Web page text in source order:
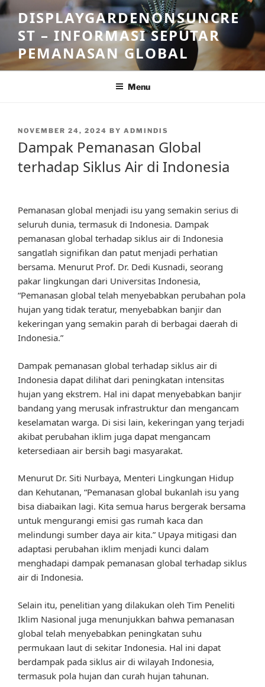
Skip
to
content
DISPLAYGARDENONSUNCRE
ST – INFORMASI SEPUTAR
PEMANASAN GLOBAL
Menu
POSTED
NOVEMBER 24, 2024 BY ADMINDIS
Dampak Pemanasan Global
terhadap Siklus Air di Indonesia
Pemanasan global menjadi isu yang semakin serius di
seluruh dunia, termasuk di Indonesia. Dampak
pemanasan global terhadap siklus air di Indonesia
sangatlah signifikan dan patut menjadi perhatian
bersama. Menurut Prof. Dr. Dedi Kusnadi, seorang
pakar lingkungan dari Universitas Indonesia,
“Pemanasan global telah menyebabkan perubahan pola
hujan yang tidak teratur, menyebabkan banjir dan
kekeringan yang semakin parah di berbagai daerah di
Indonesia.”
Dampak pemanasan global terhadap siklus air di
Indonesia dapat dilihat dari peningkatan intensitas
hujan yang ekstrem. Hal ini dapat menyebabkan banjir
bandang yang merusak infrastruktur dan mengancam
keselamatan warga. Di sisi lain, kekeringan yang terjadi
akibat perubahan iklim juga dapat mengancam
ketersediaan air bersih bagi masyarakat.
Menurut Dr. Siti Nurbaya, Menteri Lingkungan Hidup
dan Kehutanan, “Pemanasan global bukanlah isu yang
bisa diabaikan lagi. Kita semua harus bergerak bersama
untuk mengurangi emisi gas rumah kaca dan
melindungi sumber daya air kita.” Upaya mitigasi dan
adaptasi perubahan iklim menjadi kunci dalam
menghadapi dampak pemanasan global terhadap siklus
air di Indonesia.
Selain itu, penelitian yang dilakukan oleh Tim Peneliti
Iklim Nasional juga menunjukkan bahwa pemanasan
global telah menyebabkan peningkatan suhu
permukaan laut di sekitar Indonesia. Hal ini dapat
berdampak pada siklus air di wilayah Indonesia,
termasuk pola hujan dan curah hujan tahunan.